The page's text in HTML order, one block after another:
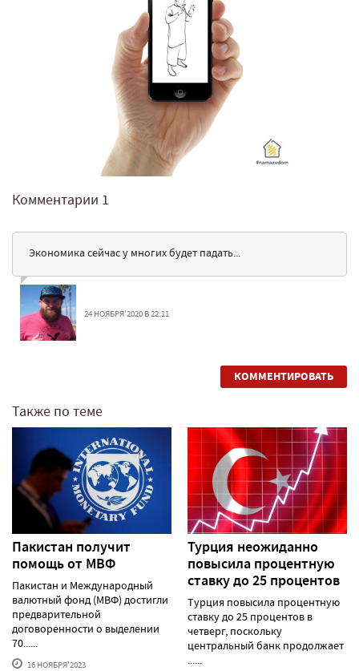
Комментарии 1
Экономика сейчас у многих будет падать...
24 НОЯБРЯ'2020 В 22:11
КОММЕНТИРОВАТЬ
Также по теме
Пакистан получит
помощь от МВФ
Пакистан и Международный
валютный фонд (МВФ) достигли
предварительной
договоренности о выделении
70......
16 НОЯБРЯ'2023
Турция неожиданно
повысила процентную
ставку до 25 процентов
Турция повысила процентную
ставку до 25 процентов в
четверг, поскольку
центральный банк продолжает
......